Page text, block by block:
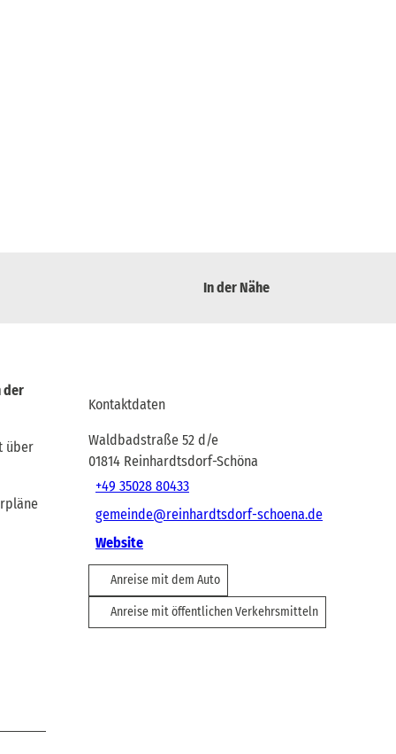
In der Nähe
der
über
Kontaktdaten
Waldbadstraße 52 d/e
01814 Reinhardtsdorf-Schöna
+49 35028 80433
gemeinde@reinhardtsdorf-schoena.de
Website
Anreise mit dem Auto
Anreise mit öffentlichen Verkehrsmitteln